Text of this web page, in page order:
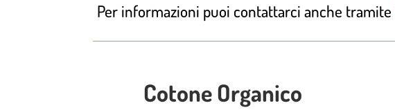
Per informazioni puoi contattarci anche tramite
Cotone Organico